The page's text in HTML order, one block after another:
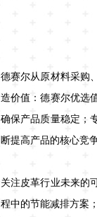
德赛尔从原材料采购
造价值：德赛尔优选
确保产品质量稳定；
断提高产品的核心竞
关注皮革行业未来的
程中的节能减排方案